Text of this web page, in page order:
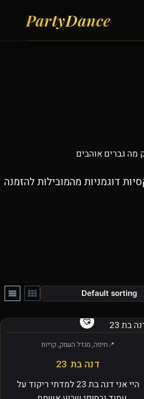
מה גברים אוהבים
דוגמניות מהמובילות להזמנה
חיפה, מגדל העמק, קריות
דנה בת 23
היי אני דנה בת 23 למדתי ריקוד על